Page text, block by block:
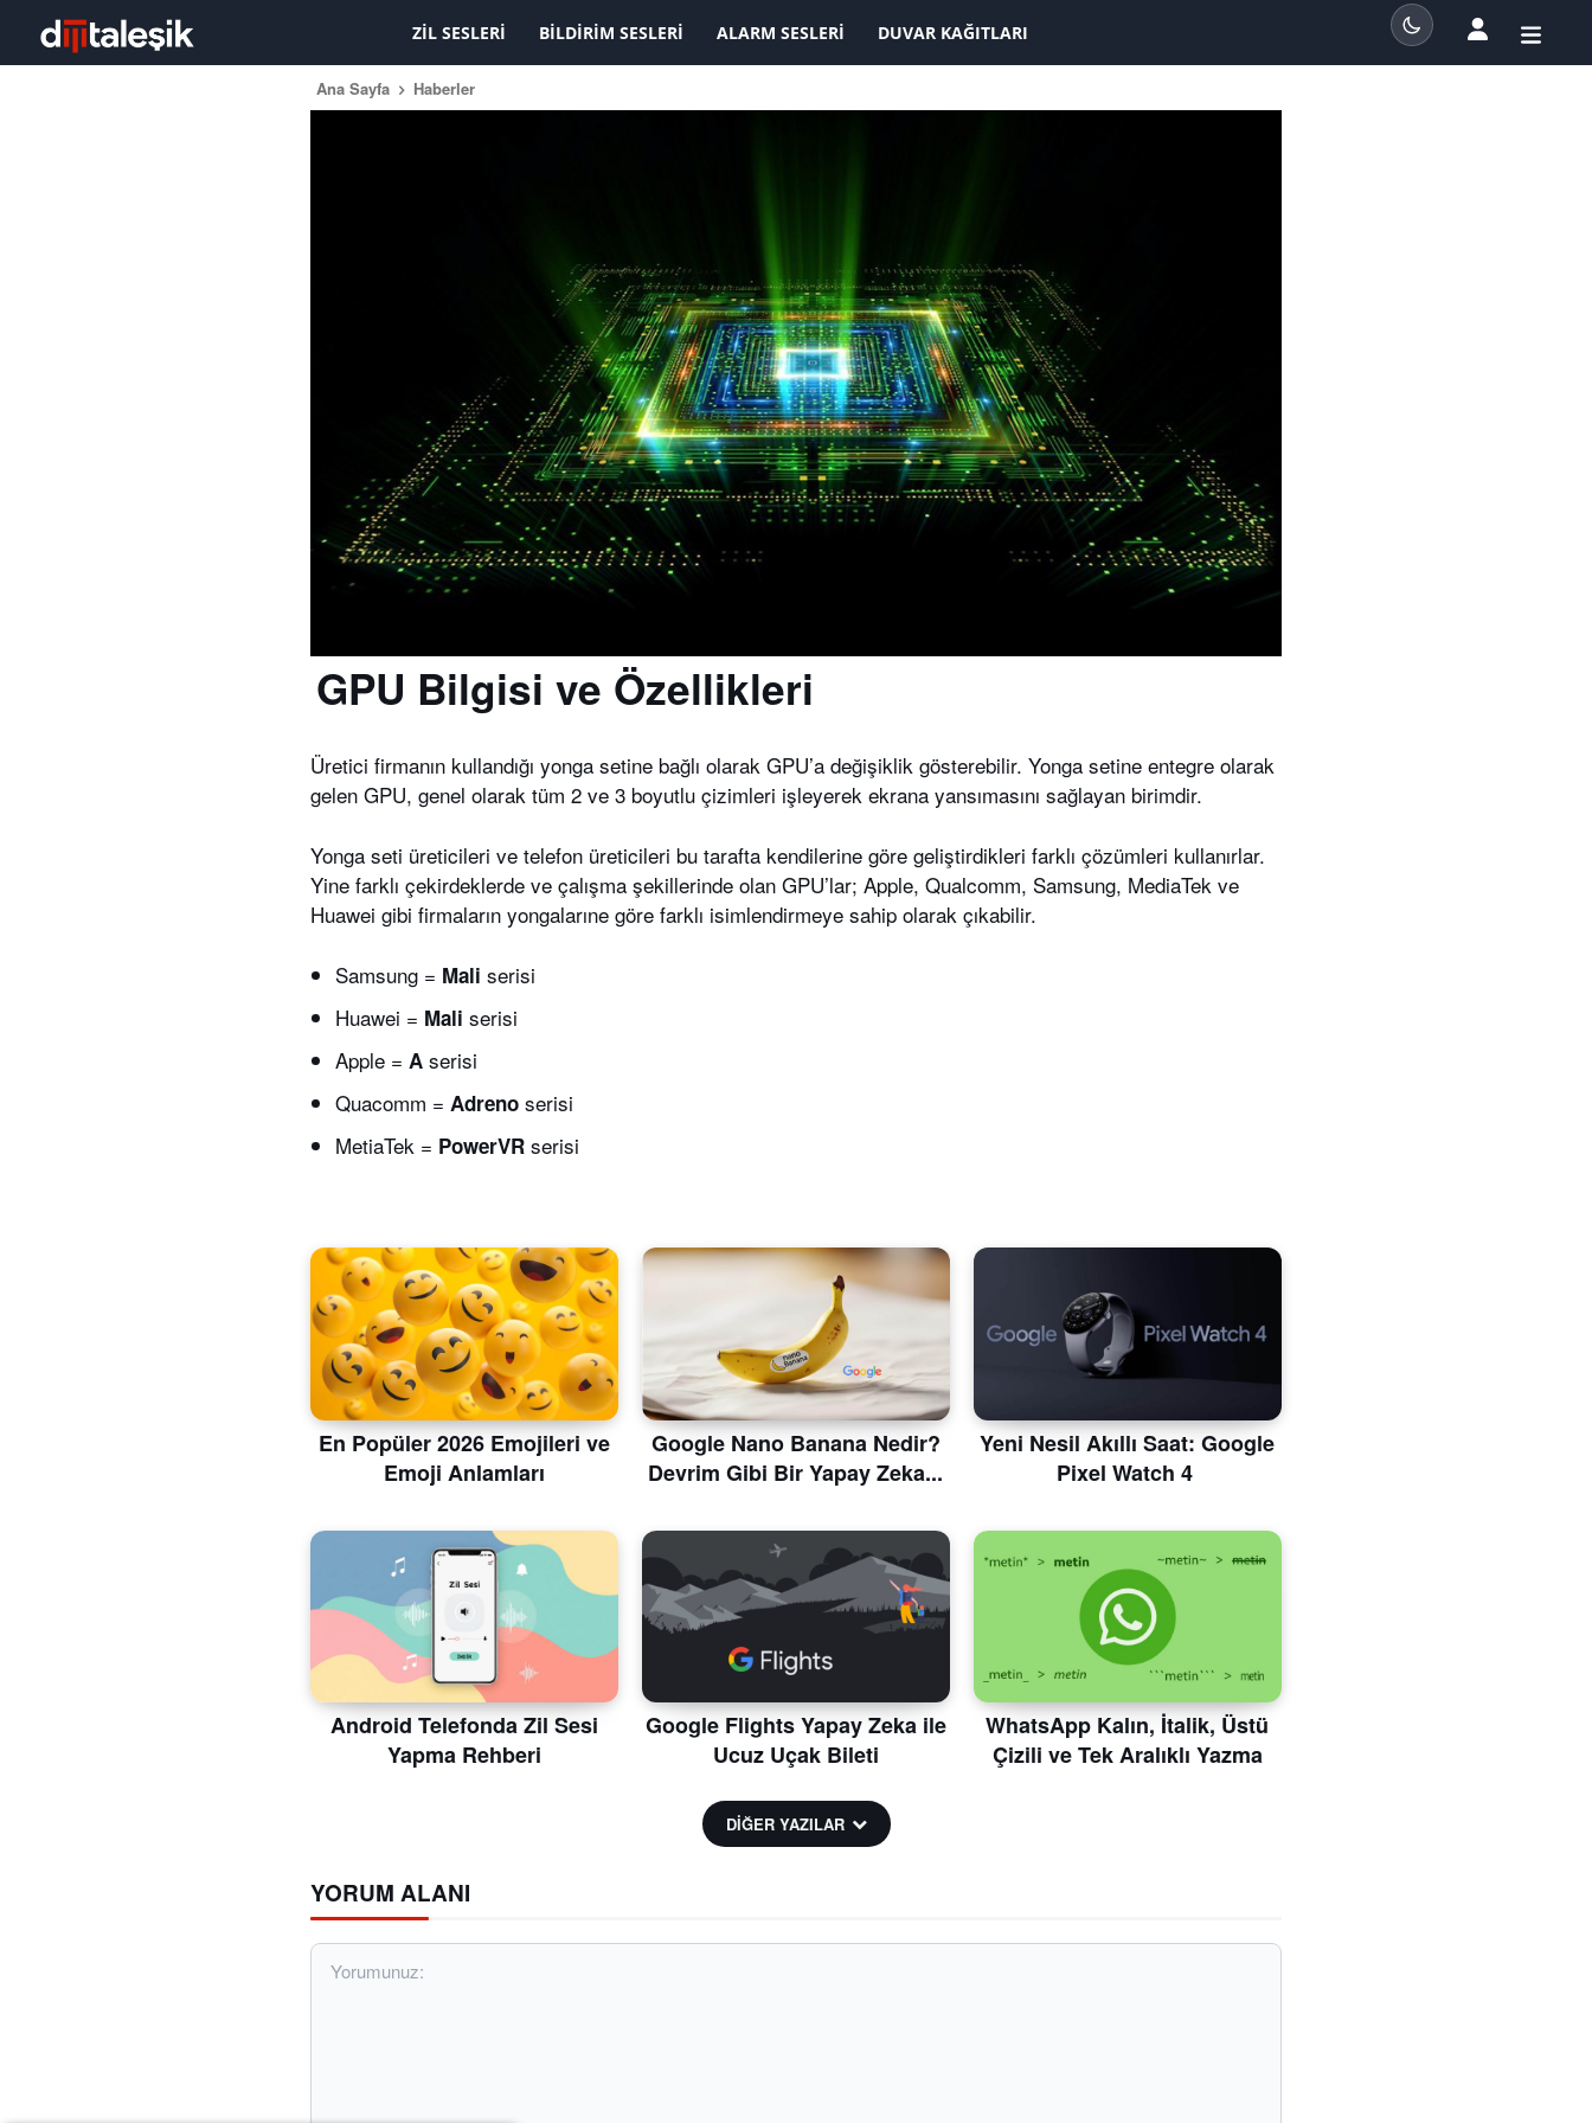
ZIL SESLERI BILDIRIM SESLERI ALARM SESLERI DUVAR KAĞITLARI
Ana Sayfa Haberler
GPU Bilgisi ve Özellikleri
Üretici firmanın kullandığı yonga setine bağlı olarak GPU’a değişiklik gösterebilir. Yonga setine entegre olarak
gelen GPU, genel olarak tüm 2 ve 3 boyutlu çizimleri işleyerek ekrana yansımasını sağlayan birimdir.
Yonga seti üreticileri ve telefon üreticileri bu tarafta kendilerine göre geliştirdikleri farklı çözümleri kullanırlar.
Yine farklı çekirdeklerde ve çalışma şekillerinde olan GPU’lar; Apple, Qualcomm, Samsung, MediaTek ve
Huawei gibi firmaların yongalarıne göre farklı isimlendirmeye sahip olarak çıkabilir.
Samsung = Mali serisi
Huawei = Mali serisi
Apple = A serisi
Quacomm = Adreno serisi
MetiaTek = PowerVR serisi
En Popüler 2026 Emojileri ve
Emoji Anlamları
Google Nano Banana Nedir?
Devrim Gibi Bir Yapay Zeka...
Yeni Nesil Akıllı Saat: Google
Pixel Watch 4
Android Telefonda Zil Sesi
Yapma Rehberi
Google Flights Yapay Zeka ile
Ucuz Uçak Bileti
WhatsApp Kalın, İtalik, Üstü
Çizili ve Tek Aralıklı Yazma
DİĞER YAZILAR
YORUM ALANI